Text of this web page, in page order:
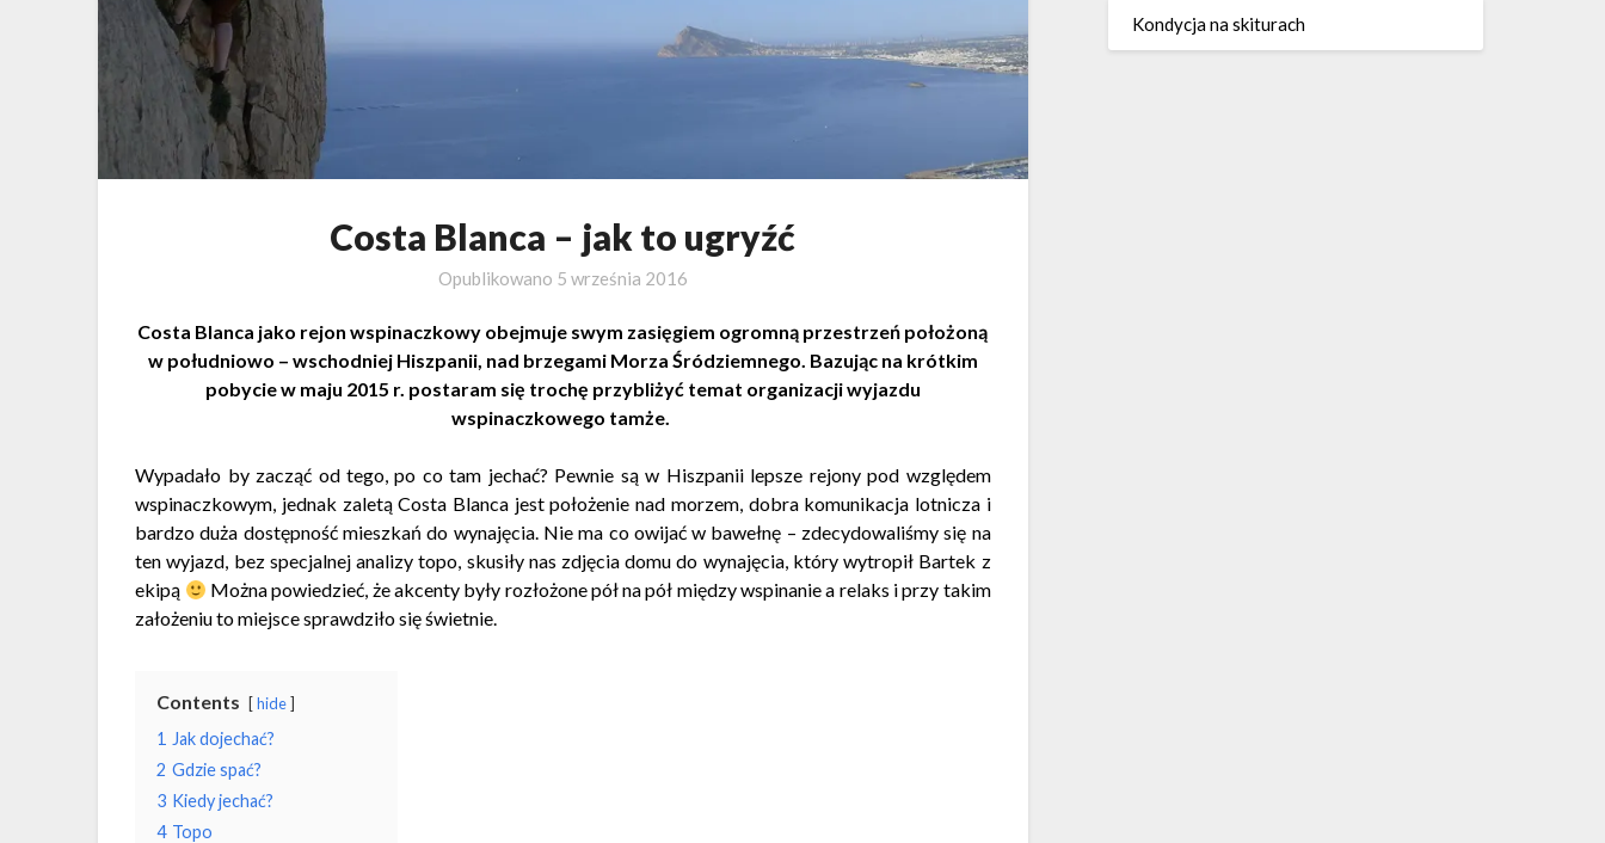
Costa Blanca – jak to ugryźć
Opublikowano 5 września 2016
Costa Blanca jako rejon wspinaczkowy obejmuje swym zasięgiem ogromną przestrzeń położoną
w południowo – wschodniej Hiszpanii, nad brzegami Morza Śródziemnego. Bazując na krótkim
pobycie w maju 2015 r. postaram się trochę przybliżyć temat organizacji wyjazdu
wspinaczkowego tamże.
Wypadało by zacząć od tego, po co tam jechać? Pewnie są w Hiszpanii lepsze rejony pod względem
wspinaczkowym, jednak zaletą Costa Blanca jest położenie nad morzem, dobra komunikacja lotnicza i
bardzo duża dostępność mieszkań do wynajęcia. Nie ma co owijać w bawełnę – zdecydowaliśmy się na
ten wyjazd, bez specjalnej analizy topo, skusiły nas zdjęcia domu do wynajęcia, który wytropił Bartek z
ekipą
Można powiedzieć, że akcenty były rozłożone pół na pół między wspinanie a relaks i przy takim
założeniu to miejsce sprawdziło się świetnie.
Contents hide
1 Jak dojechać?
2 Gdzie spać?
3 Kiedy jechać?
4 Topo
Kondycja na skiturach